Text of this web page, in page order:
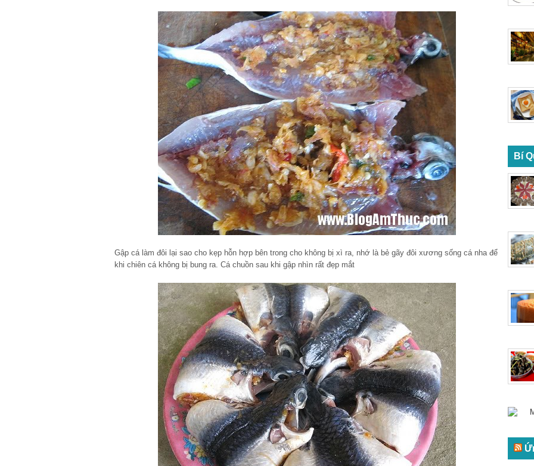
Gập cá làm đôi lại sao cho kẹp hỗn hợp bên trong cho không bị xì ra, nhớ là bẻ gãy đôi xương sống cá nha để
khi chiên cá không bị bung ra. Cá chuồn sau khi gập nhìn rất đẹp mắt
Bí